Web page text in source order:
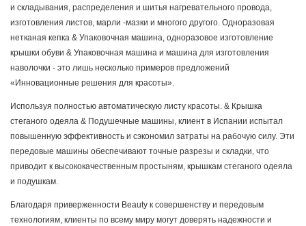
и складывания, распределения и шитья нагревательного провода,
изготовления листов, марли -мазки и многого другого. Одноразовая
нетканая кепка & Упаковочная машина, одноразовое изготовление
крышки обуви & Упаковочная машина и машина для изготовления
наволочки - это лишь несколько примеров предложений
«Инновационные решения для красоты».
Используя полностью автоматическую листу красоты. & Крышка
стеганого одеяла & Подушечные машины, клиент в Испании испытал
повышенную эффективность и сэкономил затраты на рабочую силу. Эти
передовые машины обеспечивают точные разрезы и складки, что
приводит к высококачественным простыням, крышкам стеганого одеяла
и подушкам.
Благодаря приверженности Beauty к совершенству и передовым
технологиям, клиенты по всему миру могут доверять надежности и